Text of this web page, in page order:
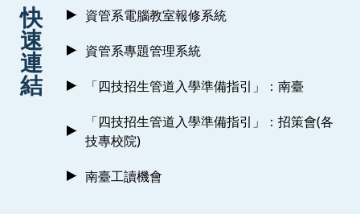
快
速
連
結
資管系電腦教室報修系統
資管系專題管理系統
「四技招生管道入學準備指引」：南臺
「四技招生管道入學準備指引」：招策會(各
技專校院)
南臺工讀機會